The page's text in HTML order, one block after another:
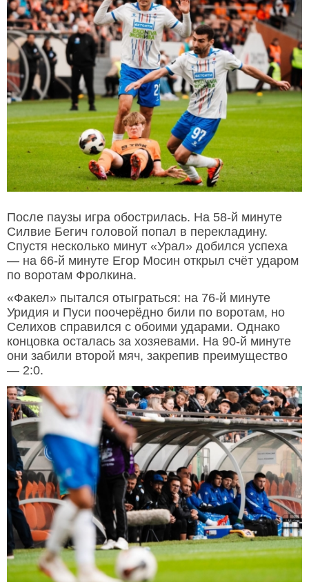
После паузы игра обострилась. На 58-й минуте
Силвие Бегич головой попал в перекладину.
Спустя несколько минут «Урал» добился успеха
— на 66-й минуте Егор Мосин открыл счёт ударом
по воротам Фролкина.
«Факел» пытался отыграться: на 76-й минуте
Уридия и Пуси поочерёдно били по воротам, но
Селихов справился с обоими ударами. Однако
концовка осталась за хозяевами. На 90-й минуте
они забили второй мяч, закрепив преимущество
— 2:0.